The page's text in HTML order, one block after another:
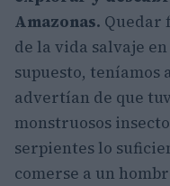
Amazonas. Quedar
de la vida salvaje
supuesto, teníamos
advertían de que
monstruosos
serpientes lo
comerse a un